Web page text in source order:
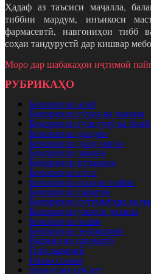
Ҳадаф аз таъсиси маҷалла,
тиббии мардум, инъикоси
фармасевтӣ, навгониҳои тибб
соҳаи тандурустӣ дар кишвар
Моро дар шабакаҳои иҷтимоӣ
РУБРИКАҲО
Бемориҳои асаб
Бемориҳои гурда ва масона
Бемориҳои гӯш,гулӯ ва бинӣ
Бемориҳои дандон
Бемориҳои дилу рагҳо
Бемориҳои занона
Бемориҳои кӯдакона
Бемориҳои пӯст
Бемориҳои роҳҳои нафас
Бемориҳои саратон
Бемориҳои сутунмӯҳра ва
Бемориҳои узвҳои дохила
Бемориҳои чашм
Бемориҳои эндокринӣ
Варзиш ва саломатӣ
Гиёҳдармонӣ
Ғизои солим
Донистан хуб аст